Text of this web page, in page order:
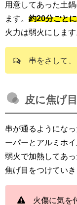
用意してあった土
ます。 約20分ごと
火力は弱火にしま
串をさして、
皮に焦げ
串が通るようにな
ーパーとアルミホイ
弱火で加熱してあ
焦げ目をつけていき
火傷に気を